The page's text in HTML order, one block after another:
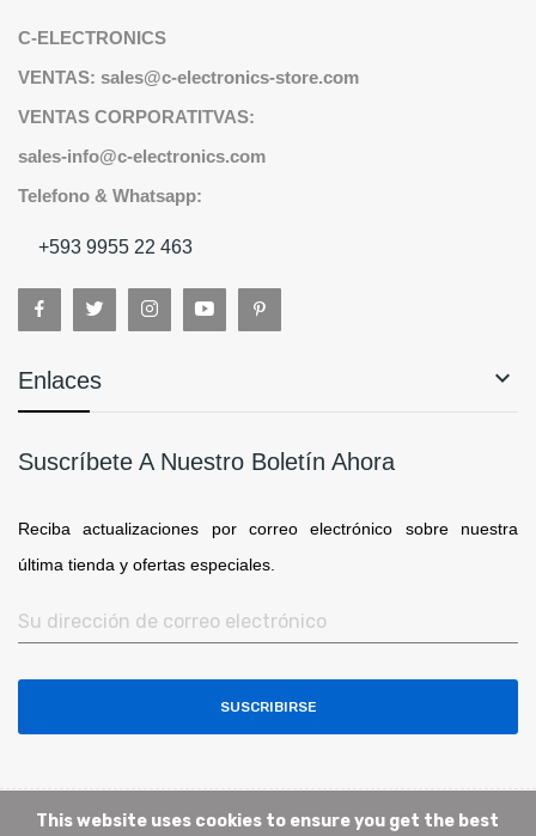
C-ELECTRONICS
VENTAS: sales@c-electronics-store.com
VENTAS CORPORATITVAS:
sales-info@c-electronics.com
Telefono & Whatsapp:
+593 9955 22 463
Enlaces 
Suscríbete A Nuestro Boletín Ahora
Reciba actualizaciones por correo electrónico sobre nuestra
última tienda y ofertas especiales.
SUSCRIBIRSE
This website uses cookies to ensure you get the best